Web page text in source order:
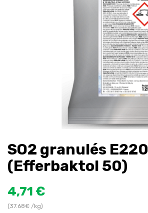
SO2 granulés E220
(Efferbaktol 50)
4,71 €
(37.68€ /kg)